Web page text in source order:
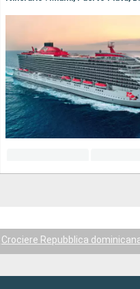
Crociere Repubblica